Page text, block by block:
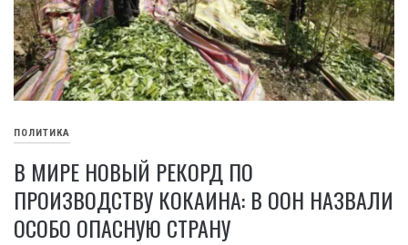
ПОЛИТИКА
В МИРЕ НОВЫЙ РЕКОРД ПО
ПРОИЗВОДСТВУ КОКАИНА: В ООН НАЗВАЛИ
ОСОБО ОПАСНУЮ СТРАНУ